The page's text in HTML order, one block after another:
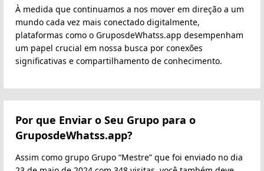
À medida que continuamos a nos mover em direção a um
mundo cada vez mais conectado digitalmente,
plataformas como o GruposdeWhatss.app desempenham
um papel crucial em nossa busca por conexões
significativas e compartilhamento de conhecimento.
Por que Enviar o Seu Grupo para o
GruposdeWhatss.app?
Assim como grupo Grupo “Mestre” que foi enviado no dia